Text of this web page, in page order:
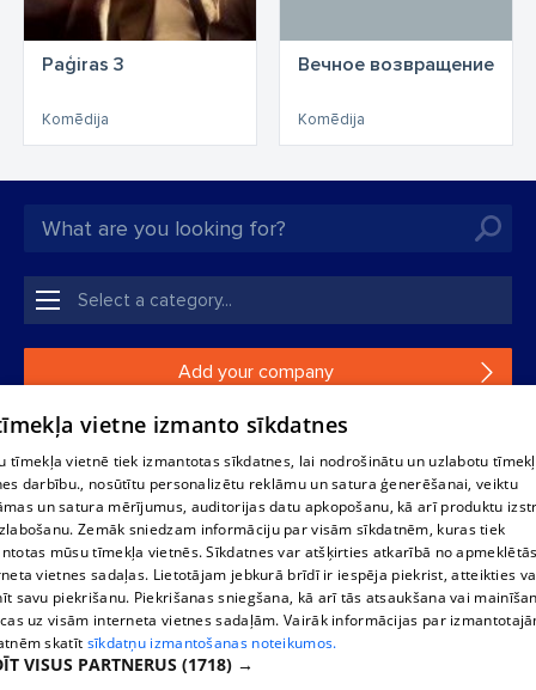
Paģiras 3
Komēdija
Вечное возвращение
Komēdija
Add your company
If your company is not in our database, please fill in a
Reproduction, or distribution of 1188 database, its parts or the
information contained in the database, or parts of information in
any form is strictly prohibited. Also automatic download is
prohibited. Reproduction of any material published on the
website 1188 is strictly forbidden without the editorial license of
1188 website.
vietne izmanto sīkdatnes
tīmekļa vietnē tiek izmantotas sīkdatnes, lai nodrošinātu un uzlabotu
darbību., nosūtītu personalizētu reklāmu un satura ģenerēšanai, veiktu
un satura mērījumus, auditorijas datu apkopošanu, kā arī produktu
Zemāk sniedzam informāciju par visām sīkdatnēm, kuras tiek
mūsu tīmekļa vietnēs. Sīkdatnes var atšķirties atkarībā no
vietnes sadaļas. Lietotājam jebkurā brīdī ir iespēja piekrist, atteikties
savu piekrišanu. Piekrišanas sniegšana, kā arī tās atsaukšana vai
uz visām interneta vietnes sadaļām. Vairāk informācijas par
skatīt sīkdatņu izmantošanas noteikumos.
VISUS PARTNERUS (1718) →